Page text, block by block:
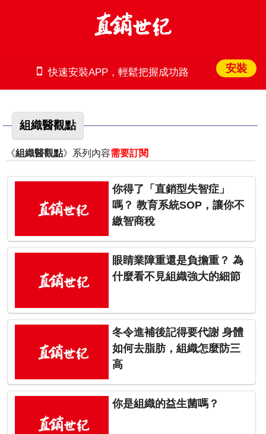
快速安裝APP，輕鬆把握成功路 安裝
組織醫觀點
《組織醫觀點》系列內容需要訂閱
你得了「直銷型失智症」
嗎？ 教育系統SOP，讓你不
繳智商稅
眼睛業障重還是負擔重？ 為
什麼看不見組織強大的細節
冬令進補後記得要代謝 身體
如何去脂肪，組織怎麼防三
高
你是組織的益生菌嗎？